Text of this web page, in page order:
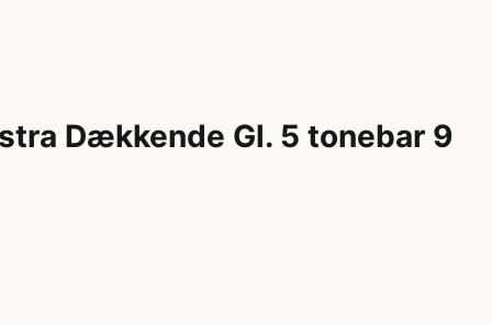
Dækkende Gl. 5 tonebar 9